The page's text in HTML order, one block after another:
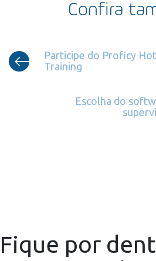
Confira
Participe do Proficy
Training
Escolha do
Fique por